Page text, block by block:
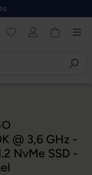
@ 3,6 GHz -
NvMe SSD -